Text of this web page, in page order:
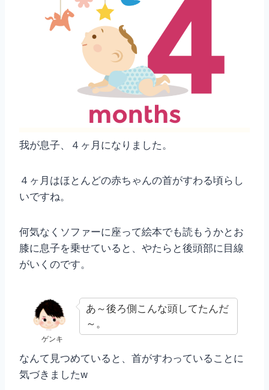
我が息子、４ヶ月になりました。
４ヶ月はほとんどの赤ちゃんの首がすわる頃らし
いですね。
何気なくソファーに座って絵本でも読もうかとお
膝に息子を乗せていると、やたらと後頭部に目線
がいくのです。
ゲンキ
あ～後ろ側こんな頭してたんだ
～。
なんて見つめていると、首がすわっていることに
気づきましたw